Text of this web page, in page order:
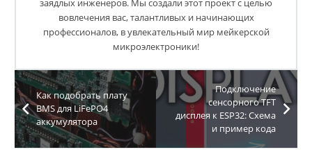
заядлых инженеров. Мы создали этот проект с целью
вовлечения вас, талантливых и начинающих
профессионалов, в увлекательный мир мейкерской
микроэлектроники!
Как подобрать плату
BMS для LiFePO4
аккумулятора
Подключение
сенсорного TFT
дисплея к ESP32: Схема
и пример кода